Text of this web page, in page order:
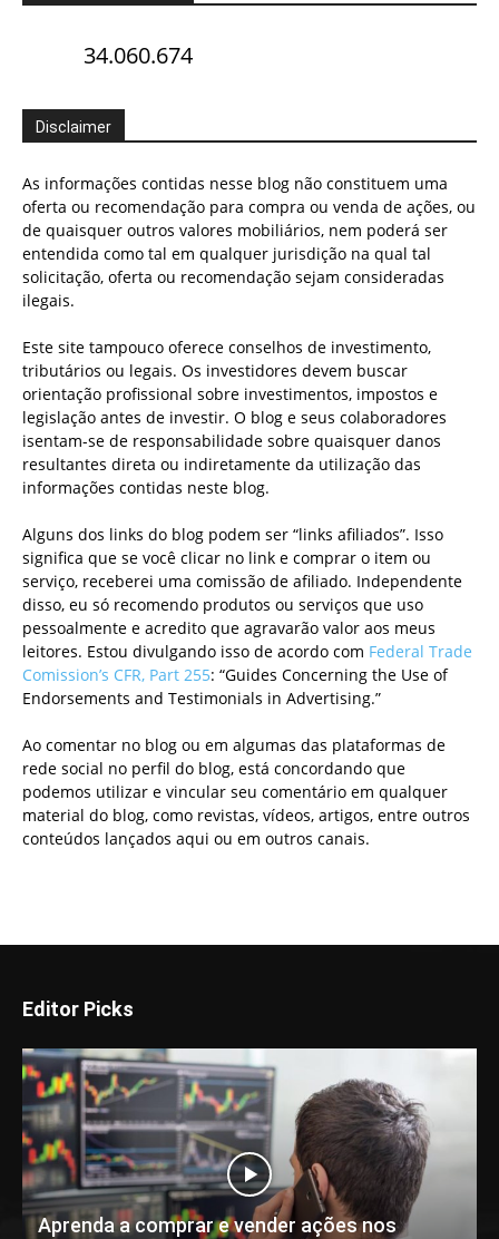
34.060.674
Disclaimer
As informações contidas nesse blog não constituem uma
oferta ou recomendação para compra ou venda de ações, ou
de quaisquer outros valores mobiliários, nem poderá ser
entendida como tal em qualquer jurisdição na qual tal
solicitação, oferta ou recomendação sejam consideradas
ilegais.
Este site tampouco oferece conselhos de investimento,
tributários ou legais. Os investidores devem buscar
orientação profissional sobre investimentos, impostos e
legislação antes de investir. O blog e seus colaboradores
isentam-se de responsabilidade sobre quaisquer danos
resultantes direta ou indiretamente da utilização das
informações contidas neste blog.
Alguns dos links do blog podem ser “links afiliados”. Isso
significa que se você clicar no link e comprar o item ou
serviço, receberei uma comissão de afiliado. Independente
disso, eu só recomendo produtos ou serviços que uso
pessoalmente e acredito que agravarão valor aos meus
leitores. Estou divulgando isso de acordo com Federal Trade
Comission’s CFR, Part 255: “Guides Concerning the Use of
Endorsements and Testimonials in Advertising.”
Ao comentar no blog ou em algumas das plataformas de
rede social no perfil do blog, está concordando que
podemos utilizar e vincular seu comentário em qualquer
material do blog, como revistas, vídeos, artigos, entre outros
conteúdos lançados aqui ou em outros canais.
Editor Picks
Aprenda a comprar e vender ações nos